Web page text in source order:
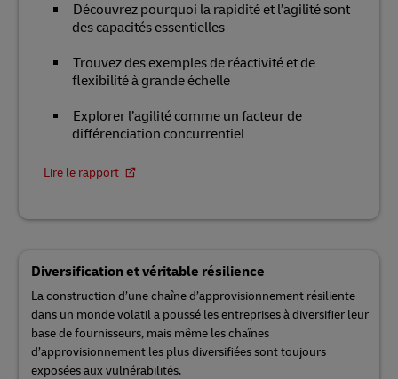
Découvrez pourquoi la rapidité et l’agilité sont
des capacités essentielles
Trouvez des exemples de réactivité et de
flexibilité à grande échelle
Explorer l’agilité comme un facteur de
différenciation concurrentiel
Lire le rapport
Diversification et véritable résilience
La construction d’une chaîne d’approvisionnement résiliente
dans un monde volatil a poussé les entreprises à diversifier leur
base de fournisseurs, mais même les chaînes
d’approvisionnement les plus diversifiées sont toujours
exposées aux vulnérabilités.